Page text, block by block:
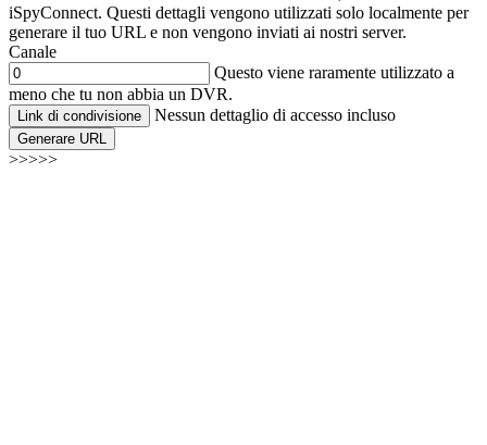
iSpyConnect. Questi dettagli vengono utilizzati solo localmente per
generare il tuo URL e non vengono inviati ai nostri server.
Canale
Questo viene raramente utilizzato a
meno che tu non abbia un DVR.
Link di condivisione Nessun dettaglio di accesso incluso
Generare URL
>>>>>